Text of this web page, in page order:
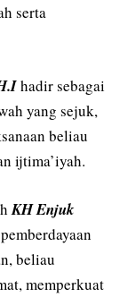
serta
hadir sebagai
yang sejuk,
beliau
ijtima’iyah.
KH Enjuk
beliau
memperkuat